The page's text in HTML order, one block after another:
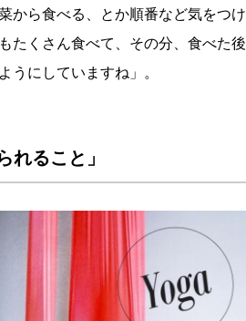
から食べる、とか順番など気をつけ
たくさん食べて、その分、食べた後
うにしていますね」。
れること」